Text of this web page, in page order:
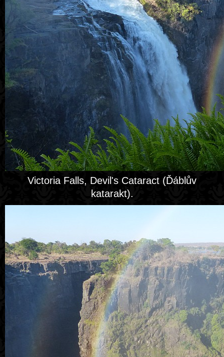
Victoria Falls, Devil's Cataract (Ďáblův
katarakt).